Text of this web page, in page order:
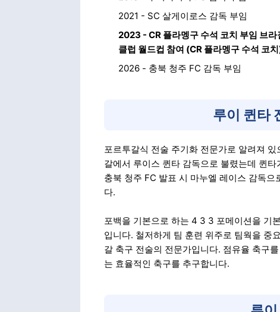
2021 - SC 살게이로스 감독 부임
2023 - CR 플라멩구 수석 코치 부임 브
클럽 월드컵 참여 (CR 플라멩구 수석 코
2026 - 충북 청주 FC 감독 부임
루이 퀸타
포르투갈식 전술 주기화 전문가로 알려져
갈에서 루이스 퀸타 감독으로 불렸는데 퀸
충북 청주 FC 발표 시 마누엘 레이스 감독
다.
포백을 기본으로 하는 4 3 3 포메이션을 기
입니다. 철저하게 팀 훈련 위주로 팀웍을 중
갈 축구 전술의 전문가입니다. 점유율 축구
는 효율적인 축구를 추구합니다.